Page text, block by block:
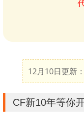
12月10日更新
CF新10年等你